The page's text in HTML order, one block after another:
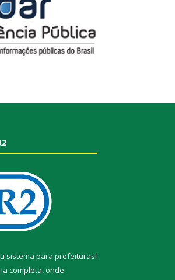
sistema para prefeituras!
completa, onde